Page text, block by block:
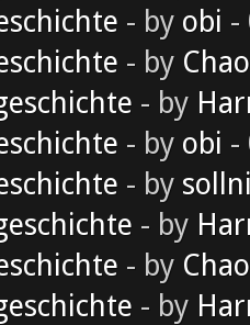
- by obi -
- by
- by
- by obi -
- by
- by
- by
- by